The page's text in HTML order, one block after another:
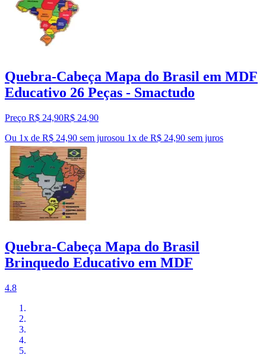
Quebra-Cabeça Mapa do Brasil em MDF
Educativo 26 Peças - Smactudo
Preço R$ 24,90R$ 24,90
Ou 1x de R$ 24,90 sem jurosou 1x de R$ 24,90 sem juros
Quebra-Cabeça Mapa do Brasil
Brinquedo Educativo em MDF
4.8